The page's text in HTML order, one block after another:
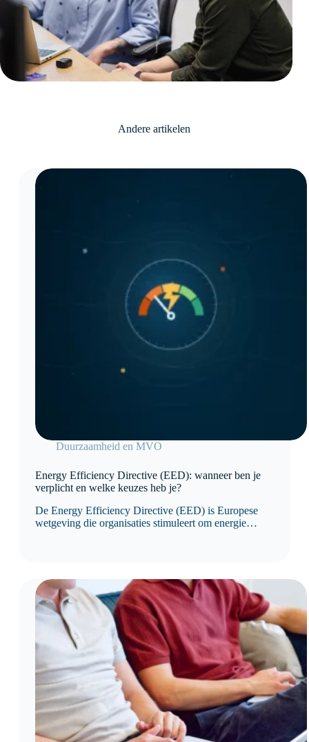
Andere artikelen
Duurzaamheid en MVO
Energy Efficiency Directive (EED): wanneer ben je
verplicht en welke keuzes heb je?
De Energy Efficiency Directive (EED) is Europese
wetgeving die organisaties stimuleert om energie
verplichtingen.